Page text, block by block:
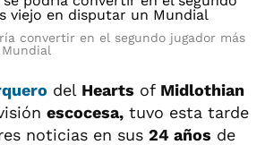
convertir en el segundo jugador más
del Hearts of Midlothian
escocesa, tuvo esta tarde
noticias en sus 24 años de